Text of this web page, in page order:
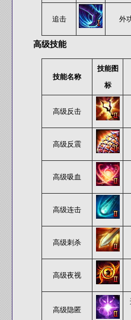
追击 外
高级技能
技能名称
技能图
标
高级反击
高级反震
高级吸血
高级连击
高级刺杀
高级夜视
高级隐匿